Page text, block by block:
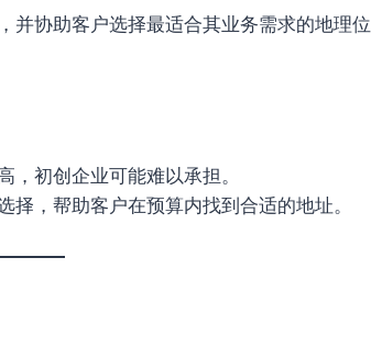
并协助客户选择最适合其业务需求的地理位
，初创企业可能难以承担。
择，帮助客户在预算内找到合适的地址。